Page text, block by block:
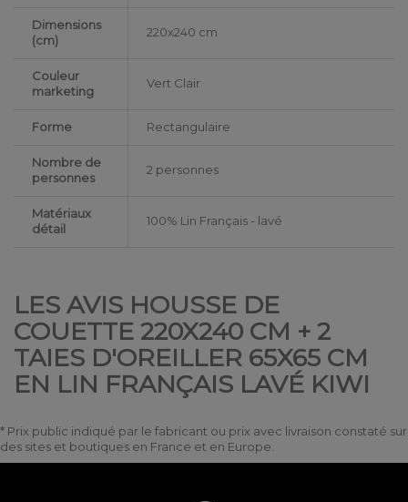
Dimensions
(cm)
220x240 cm
Couleur
marketing
Vert Clair
Forme Rectangulaire
Nombre de
personnes
2 personnes
Matériaux
détail
100% Lin Français - lavé
LES AVIS HOUSSE DE
COUETTE 220X240 CM + 2
TAIES D'OREILLER 65X65 CM
EN LIN FRANÇAIS LAVÉ KIWI
* Prix public indiqué par le fabricant ou prix avec livraison constaté sur
des sites et boutiques en France et en Europe.